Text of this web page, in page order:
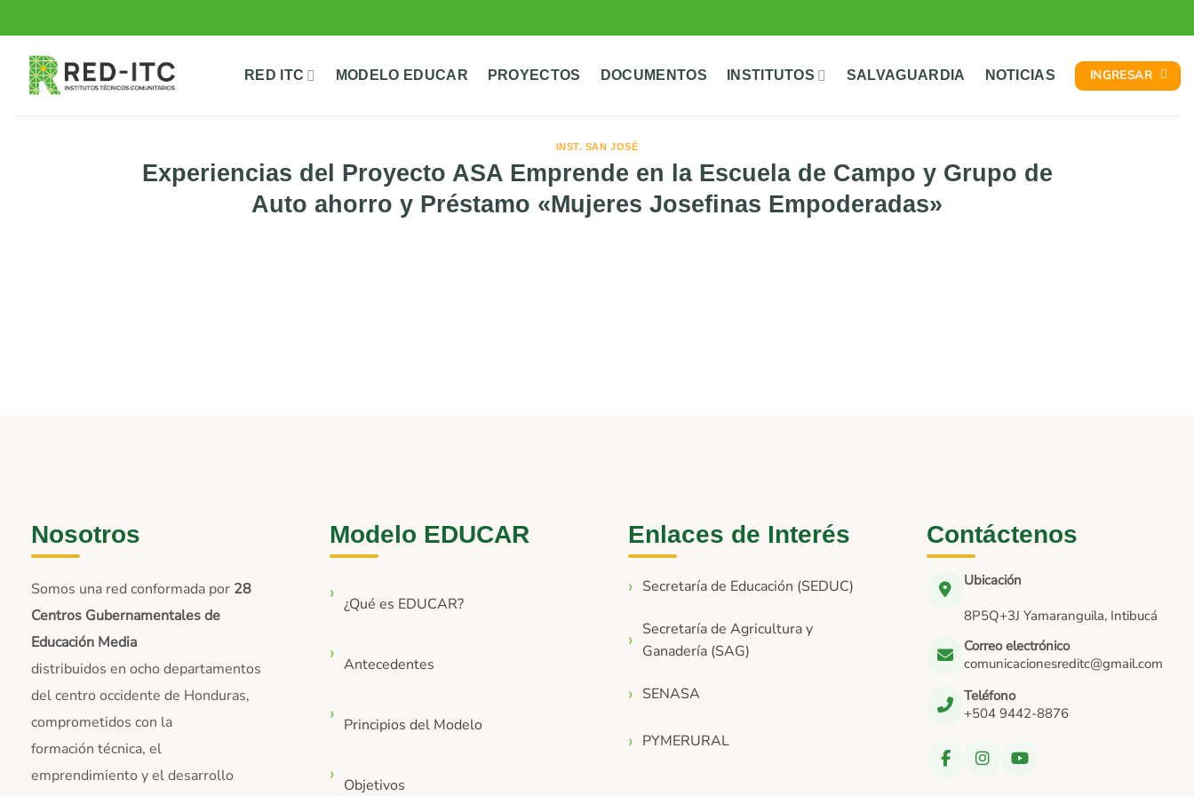
al
contenido
RED ITC MODELO EDUCAR PROYECTOS DOCUMENTOS INSTITUTOS SALVAGUARDIA NOTICIAS INGRESAR
INST. SAN JOSÉ
Experiencias del Proyecto ASA Emprende en la Escuela de Campo y Grupo de
Auto ahorro y Préstamo «Mujeres Josefinas Empoderadas»
Nosotros
Somos una red conformada por 28
Centros Gubernamentales de
Educación Media
distribuidos en ocho departamentos
del centro occidente de Honduras,
comprometidos con la
formación técnica, el
emprendimiento y el desarrollo
Modelo EDUCAR
¿Qué es EDUCAR?
Antecedentes
Principios del Modelo
Objetivos
Enlaces de Interés
Secretaría de Educación (SEDUC)
Secretaría de Agricultura y
Ganadería (SAG)
SENASA
PYMERURAL
Contáctenos
Ubicación
8P5Q+3J Yamaranguila, Intibucá
Correo electrónico
comunicacionesreditc@gmail.com
Teléfono
+504 9442-8876